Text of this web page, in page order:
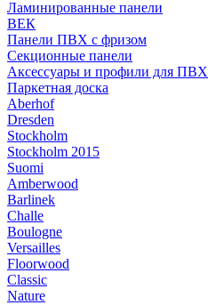
Ламинированные панели
ВЕК
Панели ПВХ с фризом
Секционные панели
Аксессуары и профили для ПВХ
Паркетная доска
Aberhof
Dresden
Stockholm
Stockholm 2015
Suomi
Amberwood
Barlinek
Challe
Boulogne
Versailles
Floorwood
Classic
Nature